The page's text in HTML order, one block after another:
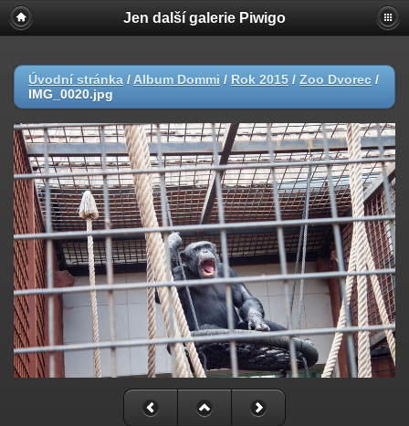
Jen další galerie Piwigo
Úvodní stránka / Album Dommi / Rok 2015 / Zoo Dvorec /
IMG_0020.jpg